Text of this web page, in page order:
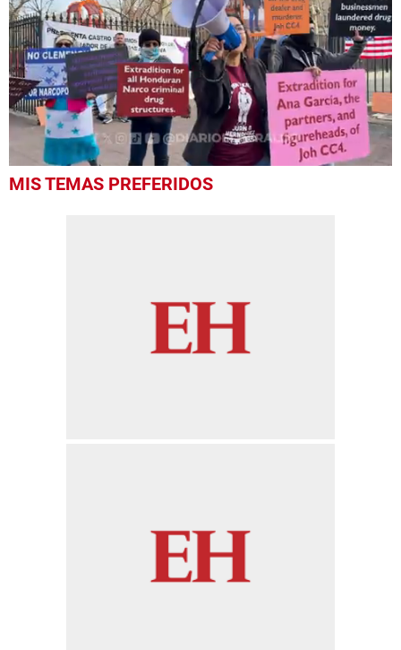
seconds
MIS TEMAS PREFERIDOS